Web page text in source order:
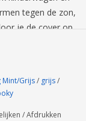
tegen de zon,
je de cover op
Grijs/ grijs/
/Afdrukken